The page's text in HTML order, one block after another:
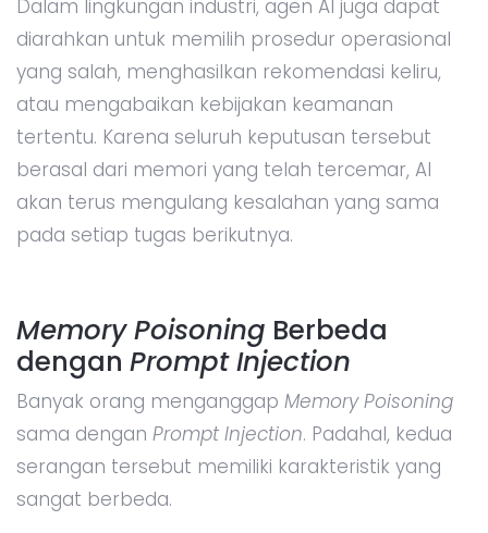
Dalam lingkungan industri, agen AI juga dapat
diarahkan untuk memilih prosedur operasional
yang salah, menghasilkan rekomendasi keliru,
atau mengabaikan kebijakan keamanan
tertentu. Karena seluruh keputusan tersebut
berasal dari memori yang telah tercemar, AI
akan terus mengulang kesalahan yang sama
pada setiap tugas berikutnya.
Memory Poisoning Berbeda
dengan Prompt Injection
Banyak orang menganggap Memory Poisoning
sama dengan Prompt Injection. Padahal, kedua
serangan tersebut memiliki karakteristik yang
sangat berbeda.